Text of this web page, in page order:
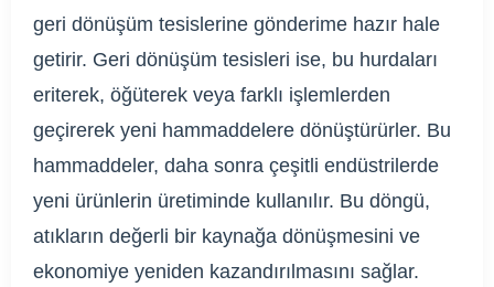
geri dönüşüm tesislerine gönderime hazır hale
getirir. Geri dönüşüm tesisleri ise, bu hurdaları
eriterek, öğüterek veya farklı işlemlerden
geçirerek yeni hammaddelere dönüştürürler. Bu
hammaddeler, daha sonra çeşitli endüstrilerde
yeni ürünlerin üretiminde kullanılır. Bu döngü,
atıkların değerli bir kaynağa dönüşmesini ve
ekonomiye yeniden kazandırılmasını sağlar.